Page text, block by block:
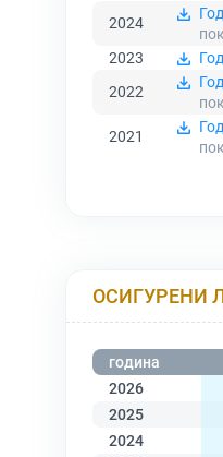
2024
2023
2022
2021
ОСИГУРЕНИ
година
2026
2025
2024